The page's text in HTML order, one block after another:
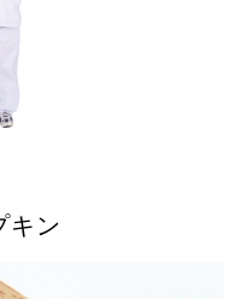
キン